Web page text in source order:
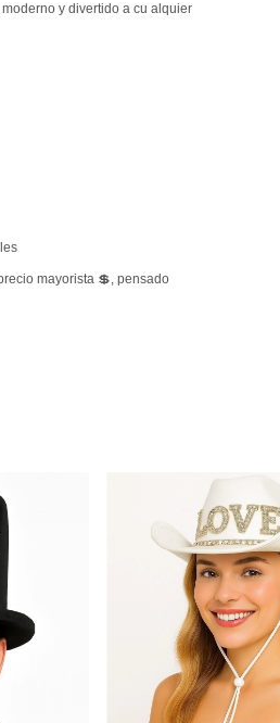
y divertido a cu alquier
mayorista 💲, pensado